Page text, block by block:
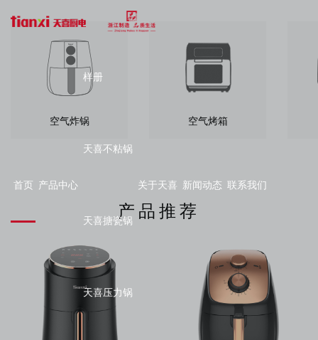
首页 产品中心
样册
天喜不粘锅
天喜搪瓷锅
天喜压力锅
关于天喜 新闻动态 联系我们
空气炸锅 空气烤箱
产品推荐